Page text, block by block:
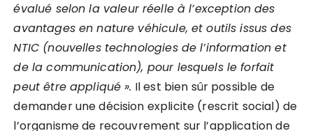
évalué selon la valeur réelle à l’exception des
avantages en nature véhicule, et outils issus des
NTIC (nouvelles technologies de l’information et
de la communication), pour lesquels le forfait
peut être appliqué ». Il est bien sûr possible de
demander une décision explicite (rescrit social) de
l’organisme de recouvrement sur l’application de